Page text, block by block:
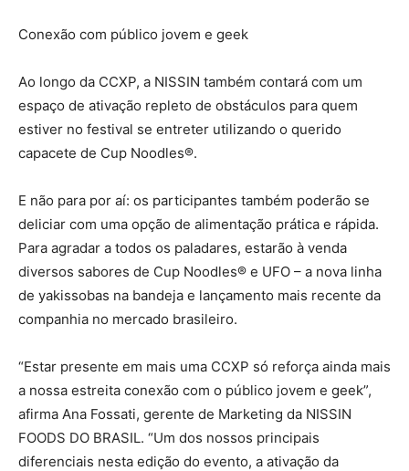
Conexão com público jovem e geek
Ao longo da CCXP, a NISSIN também contará com um
espaço de ativação repleto de obstáculos para quem
estiver no festival se entreter utilizando o querido
capacete de Cup Noodles®.
E não para por aí: os participantes também poderão se
deliciar com uma opção de alimentação prática e rápida.
Para agradar a todos os paladares, estarão à venda
diversos sabores de Cup Noodles® e UFO – a nova linha
de yakissobas na bandeja e lançamento mais recente da
companhia no mercado brasileiro.
“Estar presente em mais uma CCXP só reforça ainda mais
a nossa estreita conexão com o público jovem e geek”,
afirma Ana Fossati, gerente de Marketing da NISSIN
FOODS DO BRASIL. “Um dos nossos principais
diferenciais nesta edição do evento, a ativação da